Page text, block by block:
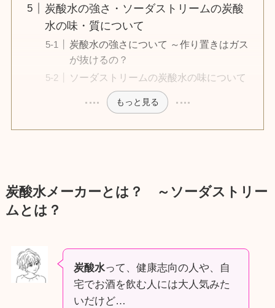
炭酸水の強さ・ソーダストリームの炭酸
水の味・質について
炭酸水の強さについて ～作り置きはガス
が抜けるの？
ソーダストリームの炭酸水の味について
もっと見る
炭酸水メーカーとは？ ～ソーダストリー
ムとは？
炭酸水って、健康志向の人や、自
宅でお酒を飲む人には大人気みた
いだけど…